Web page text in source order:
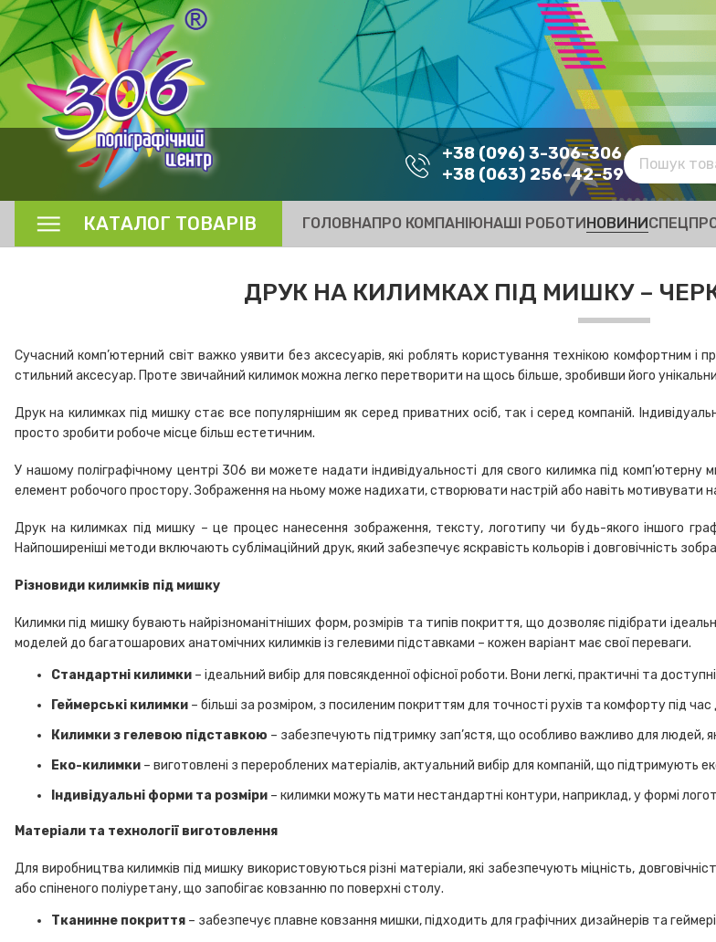
+38 (096) 3-306-306
+38 (063) 256-42-59
КАТАЛОГ ТОВАРІВ ГОЛОВНАПРО КОМПАНІЮНАШІ РОБОТИНОВИНИ
ДРУК НА КИЛИМКАХ ПІД МИШКУ –
Сучасний комп’ютерний світ важко уявити без аксесуарів, які роблять користування технікою комфортним і
стильний аксесуар. Проте звичайний килимок можна легко перетворити на щось більше, зробивши його
Друк на килимках під мишку стає все популярнішим як серед приватних осіб, так і серед компаній.
просто зробити робоче місце більш естетичним.
У нашому поліграфічному центрі 306 ви можете надати індивідуальності для свого килимка під
елемент робочого простору. Зображення на ньому може надихати, створювати настрій або навіть мотивувати
Друк на килимках під мишку – це процес нанесення зображення, тексту, логотипу чи будь-якого іншого
Найпоширеніші методи включають сублімаційний друк, який забезпечує яскравість кольорів і довговічність
Різновиди килимків під мишку
Килимки під мишку бувають найрізноманітніших форм, розмірів та типів покриття, що дозволяє підібрати
моделей до багатошарових анатомічних килимків із гелевими підставками – кожен варіант має свої переваги.
Стандартні килимки – ідеальний вибір для повсякденної офісної роботи. Вони легкі, практичні та
Геймерські килимки – більші за розміром, з посиленим покриттям для точності рухів та комфорту під час
Килимки з гелевою підставкою – забезпечують підтримку зап’ястя, що особливо важливо для людей,
Еко-килимки – виготовлені з перероблених матеріалів, актуальний вибір для компаній, що підтримують
Індивідуальні форми та розміри – килимки можуть мати нестандартні контури, наприклад, у формі
Матеріали та технології виготовлення
Для виробництва килимків під мишку використовуються різні матеріали, які забезпечують міцність,
або спіненого поліуретану, що запобігає ковзанню по поверхні столу.
Тканинне покриття – забезпечує плавне ковзання мишки, підходить для графічних дизайнерів та